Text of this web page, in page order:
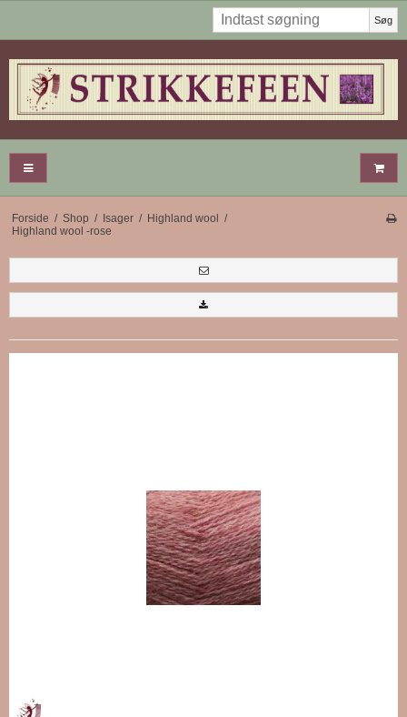
Søg
Forside / Shop / Isager / Highland wool
/
Highland wool -rose